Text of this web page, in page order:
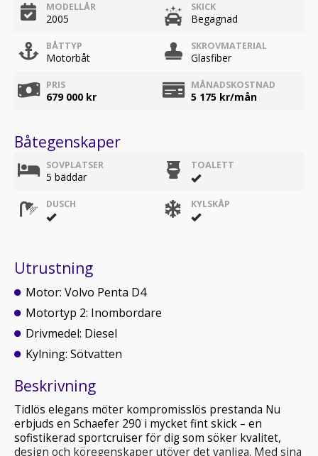
MODELLÅR
2005
SKICK
Begagnad
BÅTTYP
Motorbåt
SKROVMATERIAL
Glasfiber
PRIS
679 000 kr
MÅNADSKOSTNAD
5 175 kr/mån
Båtegenskaper
SOVPLATSER
5 bäddar
TOALETT
DUSCH KYLSKÅP
Utrustning
Motor: Volvo Penta D4
Motortyp 2: Inombordare
Drivmedel: Diesel
Kylning: Sötvatten
Beskrivning
Tidlös elegans möter kompromisslös prestanda Nu
erbjuds en Schaefer 290 i mycket fint skick – en
sofistikerad sportcruiser för dig som söker kvalitet,
design och köregenskaper utöver det vanliga. Med sina